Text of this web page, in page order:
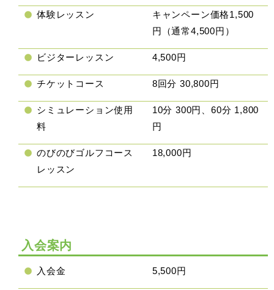
体験レッスン
キャンペーン価格1,500
円（通常4,500円）
ビジターレッスン 4,500円
チケットコース 8回分 30,800円
シミュレーション使用
料
10分 300円、60分 1,800
円
のびのびゴルフコース
レッスン
18,000円
入会案内
入会金 5,500円